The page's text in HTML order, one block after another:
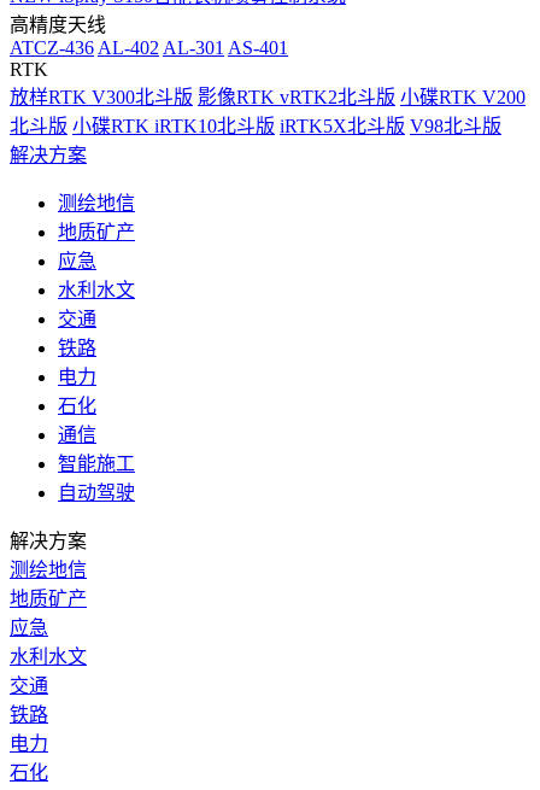
高精度天线
ATCZ-436 AL-402 AL-301 AS-401
RTK
放样RTK V300北斗版 影像RTK vRTK2北斗版 小碟RTK V200
北斗版 小碟RTK iRTK10北斗版 iRTK5X北斗版 V98北斗版
解决方案
测绘地信
地质矿产
应急
水利水文
交通
铁路
电力
石化
通信
智能施工
自动驾驶
解决方案
测绘地信
地质矿产
应急
水利水文
交通
铁路
电力
石化